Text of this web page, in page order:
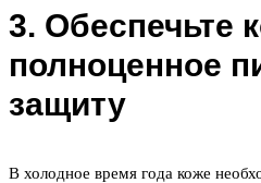
3. Обеспечьте
полноценное
защиту
В холодное время года коже